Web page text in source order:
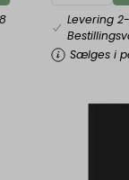
Levering
Sælges i